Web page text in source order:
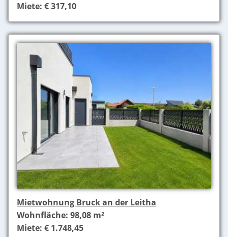
Miete: € 317,10
Mietwohnung Bruck an der Leitha
Wohnfläche: 98,08 m²
Miete: € 1.748,45